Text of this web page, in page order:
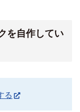
を自作してい
る